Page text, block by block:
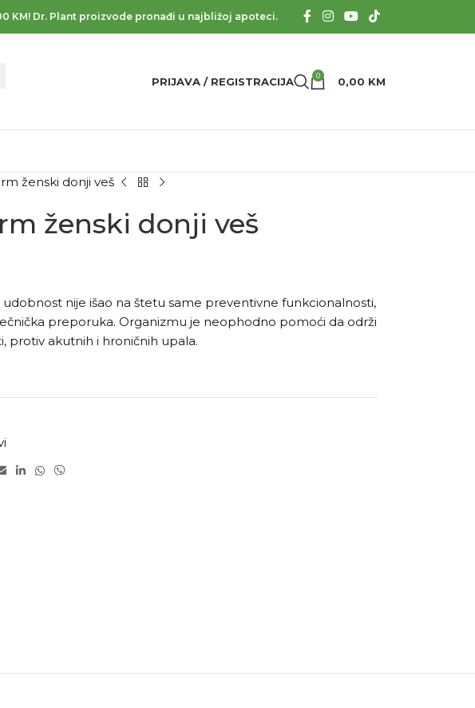
KM! Dr. Plant proizvode pronađi u najbližoj apoteci.
PRIJAVA / REGISTRACIJA 0 0,00 KM
ženski donji veš
ženski donji veš
udobnost nije išao na štetu same preventivne funkcionalnosti,
preporuka. Organizmu je neophodno pomoći da održi
protiv akutnih i hroničnih upala.